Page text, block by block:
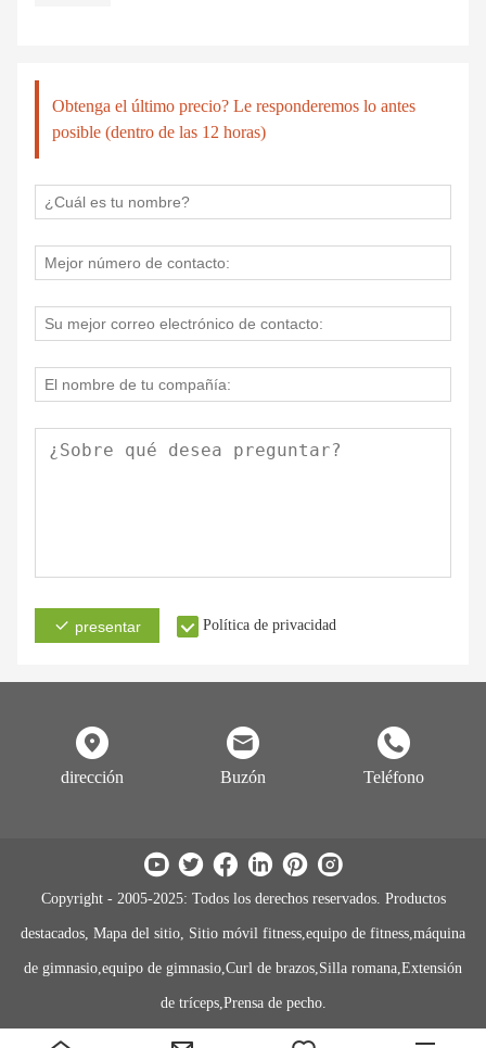
Obtenga el último precio? Le responderemos lo antes
posible (dentro de las 12 horas)
presentar Política de privacidad
dirección Buzón Teléfono
Copyright - 2005-2025: Todos los derechos reservados. Productos
destacados, Mapa del sitio, Sitio móvil fitness,equipo de fitness,máquina
de gimnasio,equipo de gimnasio,Curl de brazos,Silla romana,Extensión
de tríceps,Prensa de pecho.